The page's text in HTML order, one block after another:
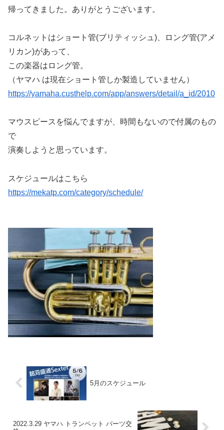
帰ってきました。ありがとうございます。
コルネットはショート管(ブリティッシュ)、ロング管(アメ
リカン)があって、
この楽器はロング管。
（ヤマハ は現在ショート管しか製造していません）
https://yamaha.custhelp.com/app/answers/detail/a_id/2010
マウスピースを悩んでますが、時間もないので付属のもの
で
演奏しようと思っています。
スケジュールはこちら
https://mekatp.com/category/schedule/
5月のスケジュール
2022.3.29 ヤマハ トランペット パーツ交